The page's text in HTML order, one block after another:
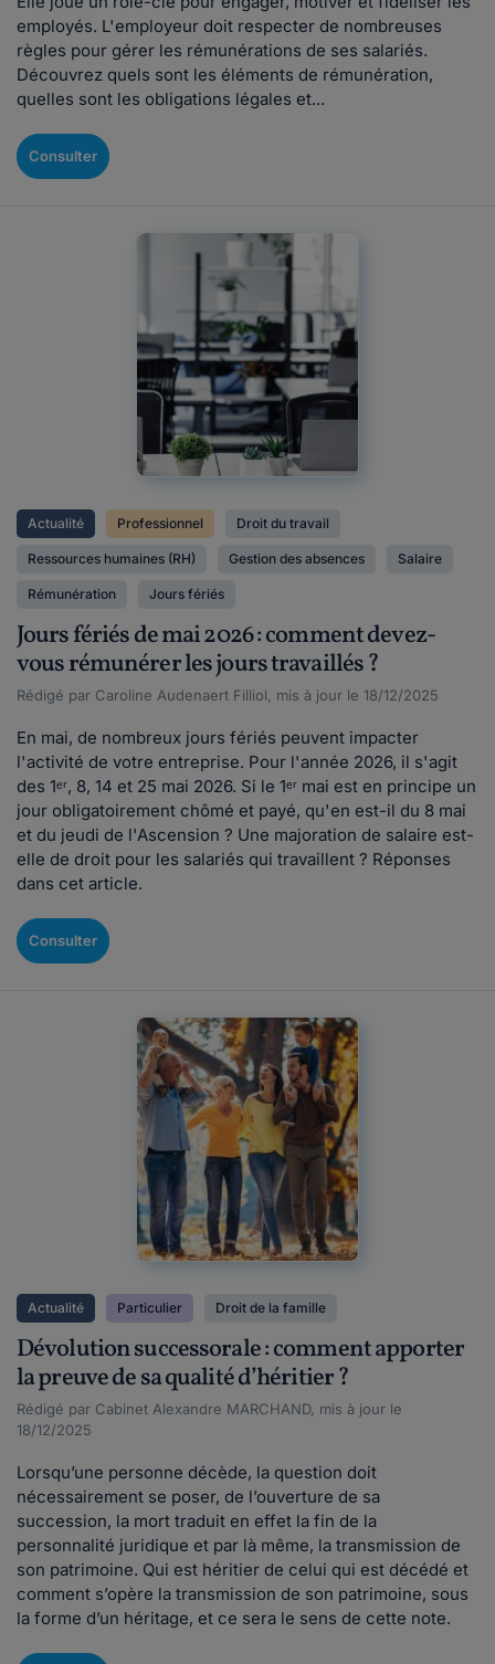
employés. L'employeur doit respecter de nombreuses
règles pour gérer les rémunérations de ses salariés.
Découvrez quels sont les éléments de rémunération,
quelles sont les obligations légales et...
Consulter
Actualité Professionnel Droit du travail
Ressources humaines (RH) Gestion des absences Salaire
Rémunération Jours fériés
Jours fériés de mai 2026 : comment devez-
vous rémunérer les jours travaillés ?
Rédigé par Caroline Audenaert Filliol, mis à jour le 18/12/2025
En mai, de nombreux jours fériés peuvent impacter
l'activité de votre entreprise. Pour l'année 2026, il s'agit
des 1ᵉʳ, 8, 14 et 25 mai 2026. Si le 1ᵉʳ mai est en principe un
jour obligatoirement chômé et payé, qu'en est-il du 8 mai
et du jeudi de l'Ascension ? Une majoration de salaire est-
elle de droit pour les salariés qui travaillent ? Réponses
dans cet article.
Consulter
Actualité Particulier Droit de la famille
Dévolution successorale : comment apporter
la preuve de sa qualité d’héritier ?
Rédigé par Cabinet Alexandre MARCHAND, mis à jour le
18/12/2025
Lorsqu’une personne décède, la question doit
nécessairement se poser, de l’ouverture de sa
succession, la mort traduit en effet la fin de la
personnalité juridique et par là même, la transmission de
son patrimoine. Qui est héritier de celui qui est décédé et
comment s’opère la transmission de son patrimoine, sous
la forme d’un héritage, et ce sera le sens de cette note.